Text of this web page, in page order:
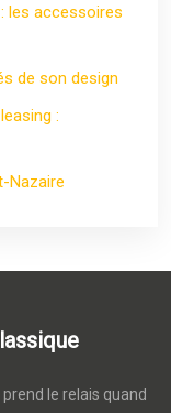
les accessoires
de son design
:
Nazaire
le relais quand